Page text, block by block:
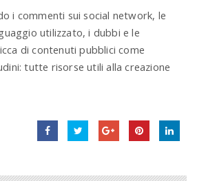
i commenti sui social network, le
utilizzato, i dubbi e le
di contenuti pubblici come
tutte risorse utili alla creazione